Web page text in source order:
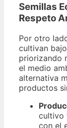
Semillas
Respeto
Por otro
cultivan
priorizando
el medio
alternativa
productos
cultivo
con el